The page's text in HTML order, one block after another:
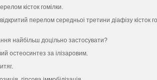
кiсток гомiлки.
перелом середньоi третини дiафiзу
найбiльш доцiльно застосувати?
остеосинтез за iлiзаровим.